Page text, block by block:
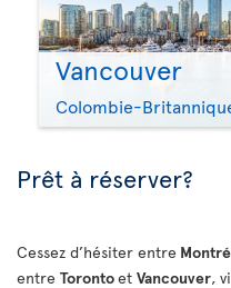
Vancouver
Colombie-
Prêt à réserver?
Cessez d’hésiter entre
entre Torontoet Vancouver,